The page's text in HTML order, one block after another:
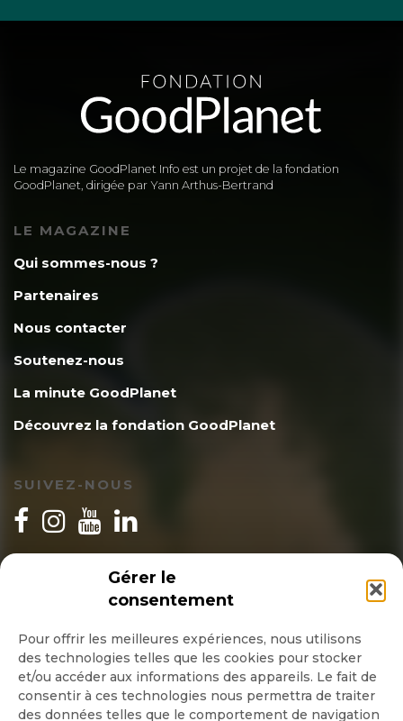
Gérer le
consentement
Pour offrir les meilleures expériences, nous utilisons
des technologies telles que les cookies pour stocker
et/ou accéder aux informations des appareils. Le fait de
consentir à ces technologies nous permettra de traiter
des données telles que le comportement de navigation
Le magazine GoodPlanet Info est un projet de la fondation
GoodPlanet, dirigée par Yann Arthus-Bertrand
LE MAGAZINE
Qui sommes-nous ?
Partenaires
Nous contacter
Soutenez-nous
La minute GoodPlanet
Découvrez la fondation GoodPlanet
SUIVEZ-NOUS
INSCRIPTION NEWSLETTER
Quotidienne
Hebdo